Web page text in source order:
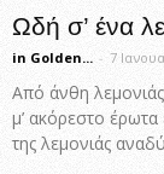
Ωδή σ’ ένα
in Golden... - 7
Από άνθη
μ’ ακόρεστο
της λεμονιάς